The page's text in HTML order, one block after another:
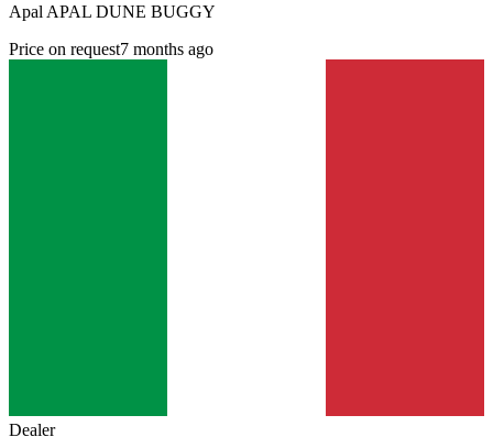
Apal APAL DUNE BUGGY
Price on request7 months ago
Dealer